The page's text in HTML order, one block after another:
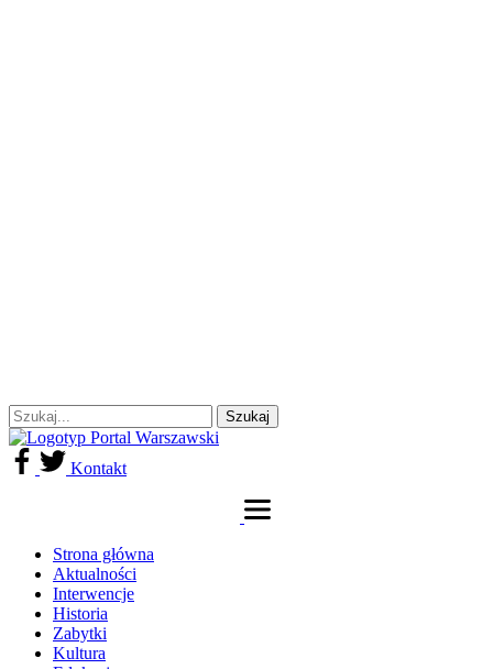
Kontakt
Strona główna
Aktualności
Interwencje
Historia
Zabytki
Kultura